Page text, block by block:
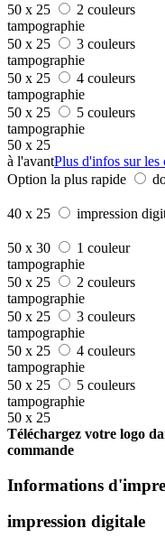
50 x 25
2 couleurs
tampographie
50 x 25
3 couleurs
tampographie
50 x 25
4 couleurs
tampographie
50 x 25
5 couleurs
tampographie
50 x 25
à l'avantPlus d'infos sur les
Option la plus rapide
40 x 25 impression
50 x 30
1 couleur
tampographie
50 x 25
2 couleurs
tampographie
50 x 25
3 couleurs
tampographie
50 x 25
4 couleurs
tampographie
50 x 25
5 couleurs
tampographie
50 x 25
Téléchargez votre logo
commande
Informations
impression digitale